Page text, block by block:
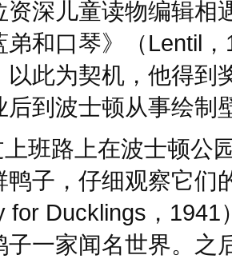
资深儿童读物编辑相
弟和口琴》（Lentil
以此为契机，他得到
后到波士顿从事绘制
班路上在波士顿公
鸭子，仔细观察它们
for Ducklings，
子一家闻名世界。之